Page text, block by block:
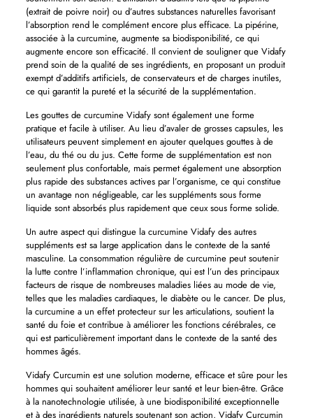
(extrait de poivre noir) ou d’autres substances naturelles favorisant
l’absorption rend le complément encore plus efficace. La pipérine,
associée à la curcumine, augmente sa biodisponibilité, ce qui
augmente encore son efficacité. Il convient de souligner que Vidafy
prend soin de la qualité de ses ingrédients, en proposant un produit
exempt d’additifs artificiels, de conservateurs et de charges inutiles,
ce qui garantit la pureté et la sécurité de la supplémentation.
Les gouttes de curcumine Vidafy sont également une forme
pratique et facile à utiliser. Au lieu d’avaler de grosses capsules, les
utilisateurs peuvent simplement en ajouter quelques gouttes à de
l’eau, du thé ou du jus. Cette forme de supplémentation est non
seulement plus confortable, mais permet également une absorption
plus rapide des substances actives par l’organisme, ce qui constitue
un avantage non négligeable, car les suppléments sous forme
liquide sont absorbés plus rapidement que ceux sous forme solide.
Un autre aspect qui distingue la curcumine Vidafy des autres
suppléments est sa large application dans le contexte de la santé
masculine. La consommation régulière de curcumine peut soutenir
la lutte contre l’inflammation chronique, qui est l’un des principaux
facteurs de risque de nombreuses maladies liées au mode de vie,
telles que les maladies cardiaques, le diabète ou le cancer. De plus,
la curcumine a un effet protecteur sur les articulations, soutient la
santé du foie et contribue à améliorer les fonctions cérébrales, ce
qui est particulièrement important dans le contexte de la santé des
hommes âgés.
Vidafy Curcumin est une solution moderne, efficace et sûre pour les
hommes qui souhaitent améliorer leur santé et leur bien-être. Grâce
à la nanotechnologie utilisée, à une biodisponibilité exceptionnelle
et à des ingrédients naturels soutenant son action, Vidafy Curcumin